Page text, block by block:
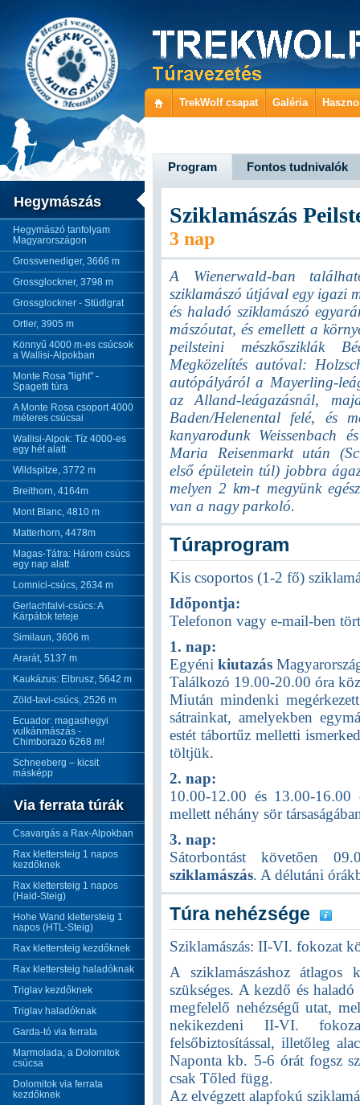
TrekWolf csapat Galéria
Hegymászás
Hegymászó tanfolyam
Magyarországon
Grossvenediger, 3666 m
Grossglockner, 3798 m
Grossglockner - Stüdlgrat
Ortler, 3905 m
Könnyű 4000 m-es csúcsok
a Wallisi-Alpokban
Monte Rosa "light" -
Spagetti túra
A Monte Rosa csoport 4000
méteres csúcsai
Wallisi-Alpok: Tíz 4000-es
egy hét alatt
Wildspitze, 3772 m
Breithorn, 4164m
Mont Blanc, 4810 m
Matterhorn, 4478m
Magas-Tátra: Három csúcs
egy nap alatt
Lomnici-csúcs, 2634 m
Gerlachfalvi-csúcs: A
Kárpátok teteje
Similaun, 3606 m
Ararát, 5137 m
Kaukázus: Elbrusz, 5642 m
Zöld-tavi-csúcs, 2526 m
Ecuador: magashegyi
vulkánmászás -
Chimborazo 6268 m!
Schneeberg – kicsit
másképp
Via ferrata túrák
Csavargás a Rax-Alpokban
Rax klettersteig 1 napos
kezdőknek
Rax klettersteig 1 napos
(Haid-Steig)
Hohe Wand klettersteig 1
napos (HTL-Steig)
Rax klettersteig kezdőknek
Rax klettersteig haladóknak
Triglav kezdőknek
Triglav haladóknak
Garda-tó via ferrata
Marmolada, a Dolomitok
csúcsa
Dolomitok via ferrata
kezdőknek
Program Fontos tudnivalók
Sziklamászás
3 nap
A Wienerwald-ban
sziklamászó útjával egy igazi
és haladó sziklamászó
mászóutat, és emellett a
peilsteini mészkősziklák
Megközelítés autóval:
autópályáról a Mayerling-
az Alland-leágazásnál,
Baden/Helenental felé, és
kanyarodunk Weissenbach
Maria Reisenmarkt után
első épületein túl) jobbra
melyen 2 km-t megyünk
van a nagy parkoló.
Túraprogram
Kis csoportos (1-2 fő)
Időpontja:
Telefonon vagy e-mail-ben
1. nap:
Egyéni kiutazás
Találkozó 19.00-20.00 óra
Miután mindenki
sátrainkat, amelyekben
estét tábortűz melletti
töltjük.
2. nap:
10.00-12.00 és 13.00-
mellett néhány sör
3. nap:
Sátorbontást követően
sziklamászás. A délutáni
Túra nehézsége
Sziklamászás: II-VI. fokozat
A sziklamászáshoz átlagos
szükséges. A kezdő és
megfelelő nehézségű utat,
nekikezdeni II-VI.
felsőbiztosítással, illetőleg
Naponta kb. 5-6 órát fogsz
csak Tőled függ.
Az elvégzett alapfokú